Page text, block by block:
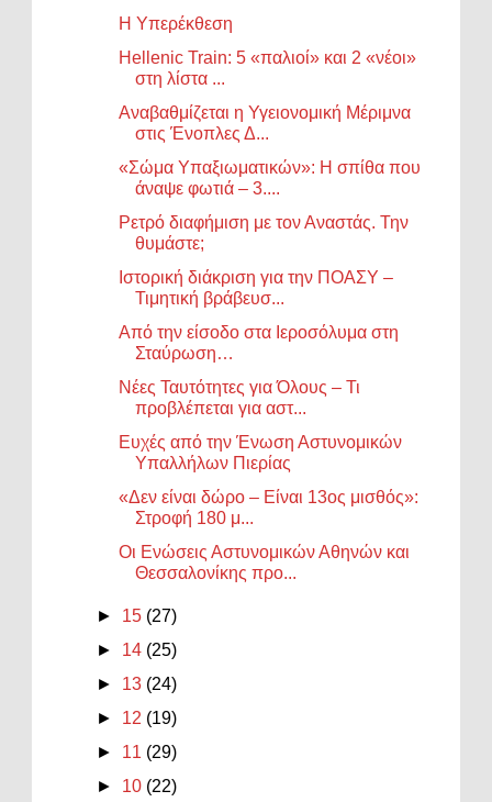
Η Υπερέκθεση
Hellenic Train: 5 «παλιοί» και 2 «νέοι»
στη λίστα ...
Αναβαθμίζεται η Υγειονομική Μέριμνα
στις Ένοπλες Δ...
«Σώμα Υπαξιωματικών»: Η σπίθα που
άναψε φωτιά – 3....
Ρετρό διαφήμιση με τον Αναστάς. Την
θυμάστε;
Ιστορική διάκριση για την ΠΟΑΣΥ –
Τιμητική βράβευσ...
Από την είσοδο στα Ιεροσόλυμα στη
Σταύρωση…
Νέες Ταυτότητες για Όλους – Τι
προβλέπεται για αστ...
Ευχές από την Ένωση Αστυνομικών
Υπαλλήλων Πιερίας
«Δεν είναι δώρο – Είναι 13ος μισθός»:
Στροφή 180 μ...
Οι Ενώσεις Αστυνομικών Αθηνών και
Θεσσαλονίκης προ...
► 15 (27)
► 14 (25)
► 13 (24)
► 12 (19)
► 11 (29)
► 10 (22)